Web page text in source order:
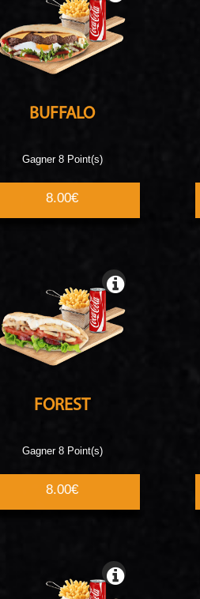
BUFFALO
Gagner 8 Point(s)
8.00€
FOREST
Gagner 8 Point(s)
8.00€